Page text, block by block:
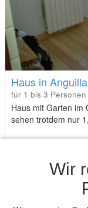
Wir
für 1 bis 3 Personen
Haus mit Garten im
sehen trotdem nur